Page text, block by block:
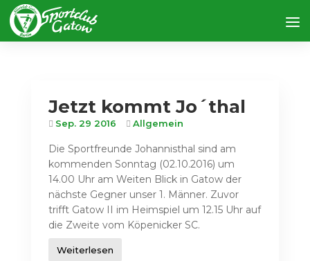
Jetzt kommt Jo´thal
Sep. 29 2016 Allgemein
Die Sportfreunde Johannisthal sind am
kommenden Sonntag (02.10.2016) um
14.00 Uhr am Weiten Blick in Gatow der
nächste Gegner unser 1. Männer. Zuvor
trifft Gatow II im Heimspiel um 12.15 Uhr auf
die Zweite vom Köpenicker SC.
Weiterlesen